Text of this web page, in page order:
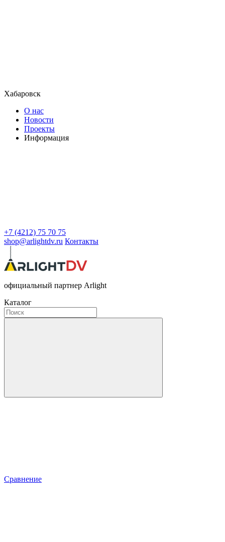
Хабаровск
О нас
Новости
Проекты
Информация
+7 (4212) 75 70 75
shop@arlightdv.ru Контакты
официальный партнер Arlight
Каталог
Сравнение